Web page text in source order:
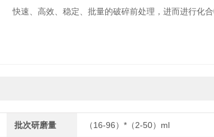
快速、高效、稳定、批量的破碎前处理，进而进行化合
批次研磨量 （16-96）*（2-50）ml